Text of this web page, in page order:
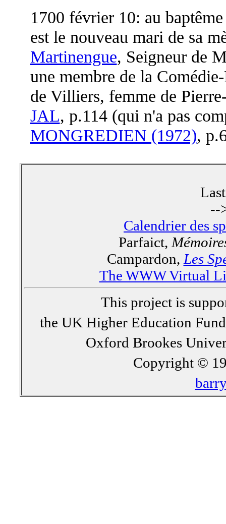
1700 février 10: au
est le nouveau mari de sa
Martinengue, Seigneur de
une membre de la
de Villiers, femme de
JAL, p.114 (qui n'a pas
MONGREDIEN (1972),
--
Calendrier des
Parfaict,
Campardon, Les
The WWW Virtual
This project is
the UK Higher Education
Oxford Brookes
Copyright ©